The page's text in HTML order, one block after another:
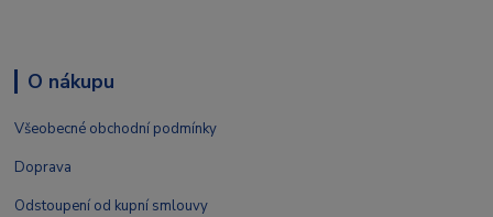
O nákupu
Všeobecné obchodní podmínky
Doprava
Odstoupení od kupní smlouvy